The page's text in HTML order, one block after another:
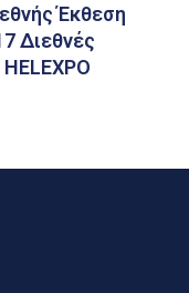
Έκθεση
Διεθνές